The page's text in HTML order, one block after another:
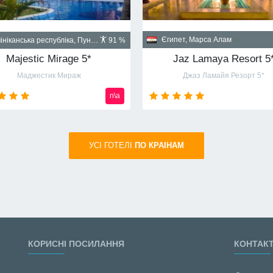
90 %
Шарм-эль-Шейх
Montazah Ras Nasrani Bay
usd
Куба, Гавана
Santa Isabel 5*
УСI ГОТЕЛІ ПО КРАIНАМ
КОРИСНІ ПОСИЛАННЯ